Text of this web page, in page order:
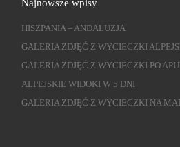
Najnowsze wpisy
HISZPANIA – ANDALUZJA
GALERIA ZDJĘĆ Z WYCIECZKI
GALERIA ZDJĘĆ Z WYCIECZKI PO
ALPEJSKIE WIDOKI W 5 DNI
GALERIA ZDJĘĆ Z WYCIECZKI NA